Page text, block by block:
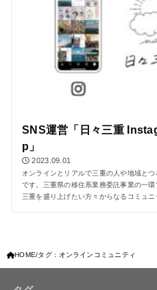
SNS運営「日々三重
p」
2023.09.01
オンラインとリアルで三重の人や地域と
です。三重県の移住系業務委託事業の一
三重を盛り上げたい方々からなるコミュ
HOME タグ : オンラインコミュニティ